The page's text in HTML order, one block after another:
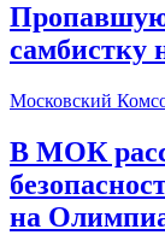
самбистку
Московский
В МОК
на